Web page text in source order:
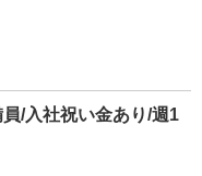
/入社祝い金あり/週1